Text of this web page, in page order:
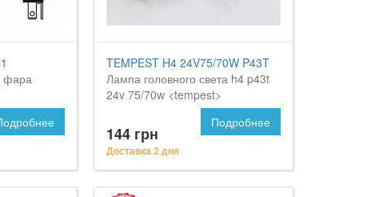
фара
TEMPEST H4 24V75/70W P43T
Лампа головного света h4 p43t
24v 75/70w <tempest>
144 грн
Доставка 2 дня
Подробнее